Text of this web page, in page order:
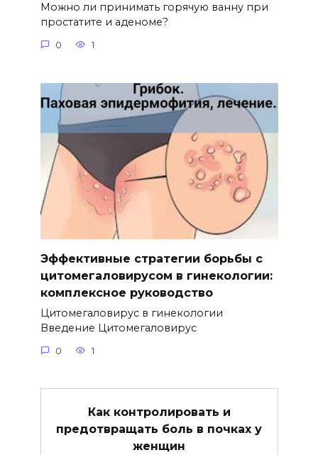
Можно ли принимать горячую ванну при
простатите и аденоме?
0 1
Эффективные стратегии борьбы с
цитомегаловирусом в гинекологии:
комплексное руководство
Цитомегаловирус в гинекологии
Введение Цитомегаловирус
0 1
Как контролировать и
предотвращать боль в почках у
женщин